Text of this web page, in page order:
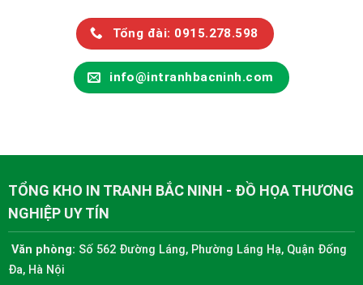
Tổng đài: 0915.278.598
info@intranhbacninh.com
TỔNG KHO IN TRANH BẮC NINH - ĐỒ HỌA THƯƠNG
NGHIỆP UY TÍN
Văn phòng: Số 562 Đường Láng, Phường Láng Hạ, Quận Đống
Đa, Hà Nội